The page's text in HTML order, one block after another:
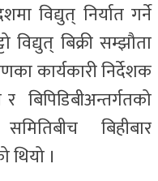
विद्युत् निर्यात गर्ने
विद्युत् बिक्री सम्झौता
कार्यकारी निर्देशक
बिपिडिबीअन्तर्गतको
बिहीबार
थियो ।